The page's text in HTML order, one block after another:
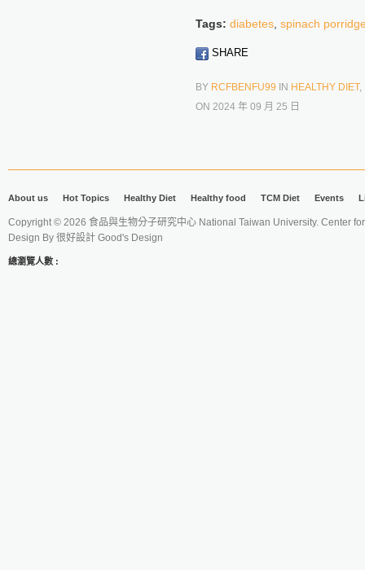
Tags: diabetes spinach
SHARE
BY RCFBENFU99 IN HEALTHY DIET,
ON 2024 年 09 月 25 日
About us Hot Topics Healthy Diet Healthy food TCM Diet Events
Copyright © 2026 食品與生物分子研究中心 National Taiwan University. Center
Design By 很好設計 Good's Design
總瀏覽人數 :